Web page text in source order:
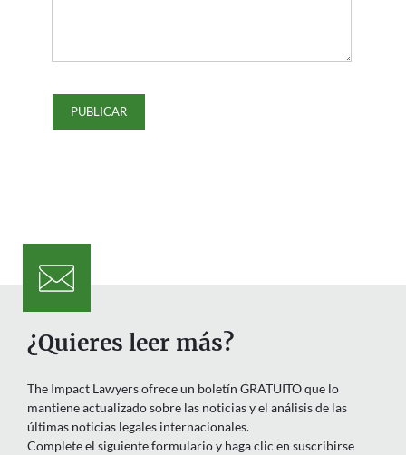
¿Quieres leer más?
The Impact Lawyers ofrece un boletín GRATUITO que lo
mantiene actualizado sobre las noticias y el análisis de las
últimas noticias legales internacionales.
Complete el siguiente formulario y haga clic en suscribirse